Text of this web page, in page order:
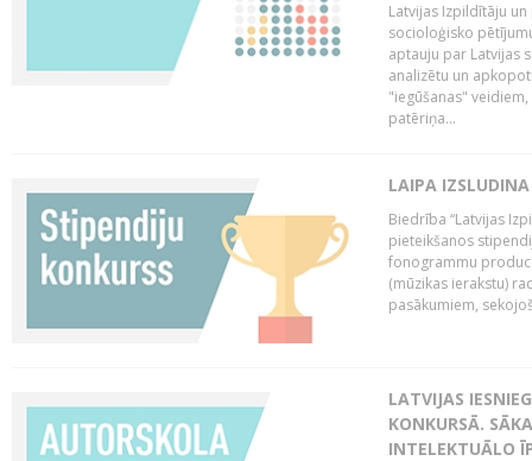
Latvijas Izpildītāju
socioloģisko
aptauju par Latvijas
analizētu un
"iegūšanas"
patēriņa...
LAIPA
Biedrība “Latvijas
pieteikšanos
fonogrammu
(mūzikas ierakstu)
pasākumiem,
LATVIJAS
KONKURSĀ.
INTELEKTUĀLO